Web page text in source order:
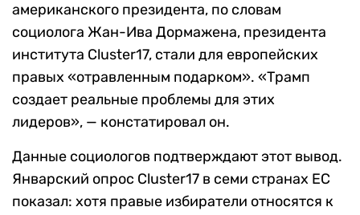
американского президента, по словам
социолога Жан-Ива Дормажена, президента
института Cluster17, стали для европейских
правых «отравленным подарком». «Трамп
создает реальные проблемы для этих
лидеров», — констатировал он.
Данные социологов подтверждают этот вывод.
Январский опрос Cluster17 в семи странах ЕС
показал: хотя правые избиратели относятся к